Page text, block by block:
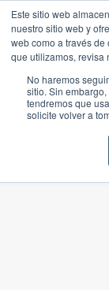
Este sitio web
nuestro sitio web y
web como a través
que utilizamos, revisa
No haremos
sitio. Sin
tendremos que
solicite volver a